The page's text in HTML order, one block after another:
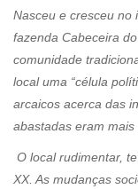
Nasceu e cresceu no
fazenda Cabeceira
comunidade
local uma “célula
arcaicos acerca das
abastadas eram
O local rudimentar,
XX. As mudanças